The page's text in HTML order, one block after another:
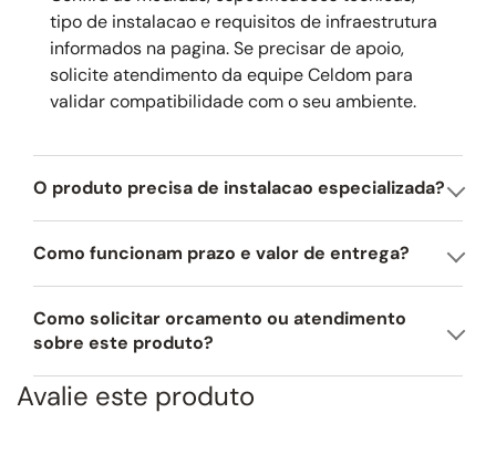
tipo de instalacao e requisitos de infraestrutura
informados na pagina. Se precisar de apoio,
solicite atendimento da equipe Celdom para
validar compatibilidade com o seu ambiente.
O produto precisa de instalacao especializada?
Como funcionam prazo e valor de entrega?
Como solicitar orcamento ou atendimento
sobre este produto?
Avalie este produto